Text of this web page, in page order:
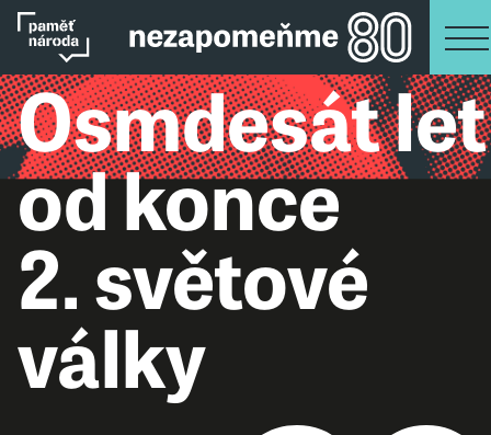
Osmdesát let
od konce
2. světové
války